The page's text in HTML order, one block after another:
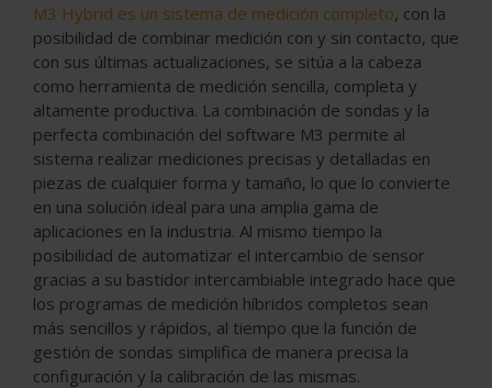
M3 Hybrid es un sistema de medición completo, con la
posibilidad de combinar medición con y sin contacto, que
con sus últimas actualizaciones, se sitúa a la cabeza
como herramienta de medición sencilla, completa y
altamente productiva. La combinación de sondas y la
perfecta combinación del software M3 permite al
sistema realizar mediciones precisas y detalladas en
piezas de cualquier forma y tamaño, lo que lo convierte
en una solución ideal para una amplia gama de
aplicaciones en la industria. Al mismo tiempo la
posibilidad de automatizar el intercambio de sensor
gracias a su bastidor intercambiable integrado hace que
los programas de medición híbridos completos sean
más sencillos y rápidos, al tiempo que la función de
gestión de sondas simplifica de manera precisa la
configuración y la calibración de las mismas.